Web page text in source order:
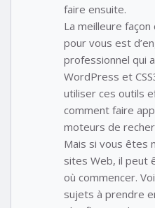
faire ensuite.
La meilleure
pour vous est
professionnel qui
WordPress et
utiliser ces outils
comment faire
moteurs de
Mais si vous êtes
sites Web, il peut
où commencer.
sujets à prendre